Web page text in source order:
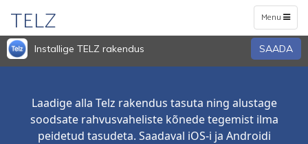
Toggle
navigation
Menu
TELZ
Installige TELZ rakendus SAADA
Laadige alla Telz rakendus tasuta ning alustage
soodsate rahvusvaheliste kõnede tegemist ilma
peidetud tasudeta. Saadaval iOS-i ja Androidi